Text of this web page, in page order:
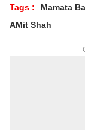
Tags : Mamata
AMit Shah